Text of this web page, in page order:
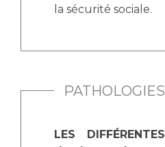
la sécurité sociale.
PATHOLOGIES
LES